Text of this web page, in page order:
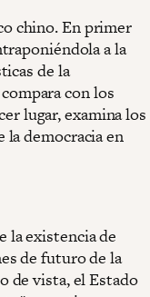
chino. En primer
a la
de la
con los
lugar, examina los
la democracia en
la existencia de
de futuro de la
de vista, el Estado